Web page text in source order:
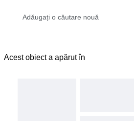
Acest obiect a apărut în